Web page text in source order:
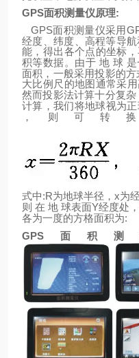
GPS面积测量仪原理:
GPS面积测量仪采用
经度、纬度、高程等导
能，得出各个点的坐标
积等数据。由于 地 球
面积，一般采用投影的
大比例尺的地图通常采
然而投影法计算十分复
计算，我们将地球视为
，则可转
式中:R为地球半径， x为
则 在 地 球表面Y经度处
各为一度的方格面积为:
GPS 面积测